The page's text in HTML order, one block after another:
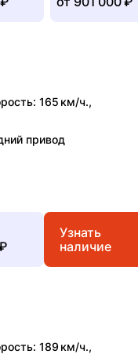
165 км/ч.,
привод
Узнать
наличие
189 км/ч.,